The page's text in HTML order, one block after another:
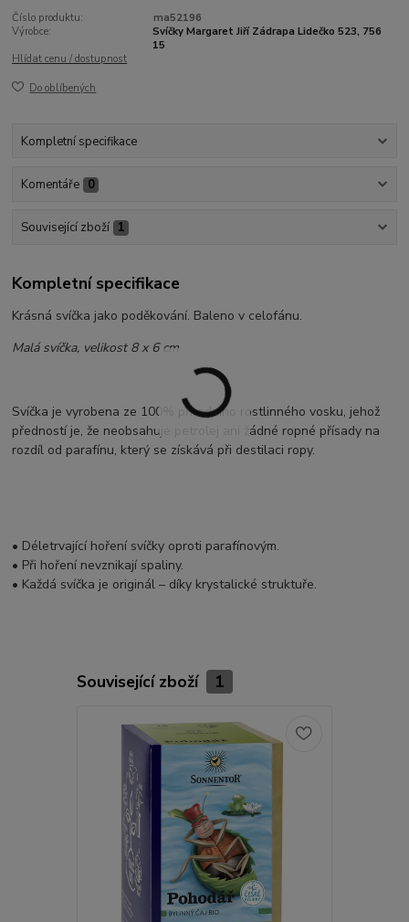
Číslo produktu:
ma52196
Výrobce:
Svíčky Margaret Jiří Zádrapa Lidečko 523, 756
15
Hlídat cenu / dostupnost
Do oblíbených
Kompletní specifikace
Komentáře 0
Související zboží 1
Kompletní specifikace
Krásná svíčka jako poděkování. Baleno v celofánu.
Malá svíčka, velikost 8 x 6 cm
Svíčka je vyrobena ze 100% přírodního rostlinného vosku, jehož
předností je, že neobsahuje petrolej ani žádné ropné přísady na
rozdíl od parafínu, který se získává při destilaci ropy.
• Déletrvající hoření svíčky oproti parafínovým.
• Při hoření nevznikají spaliny.
• Každá svíčka je originál – díky krystalické struktuře.
Související zboží 1